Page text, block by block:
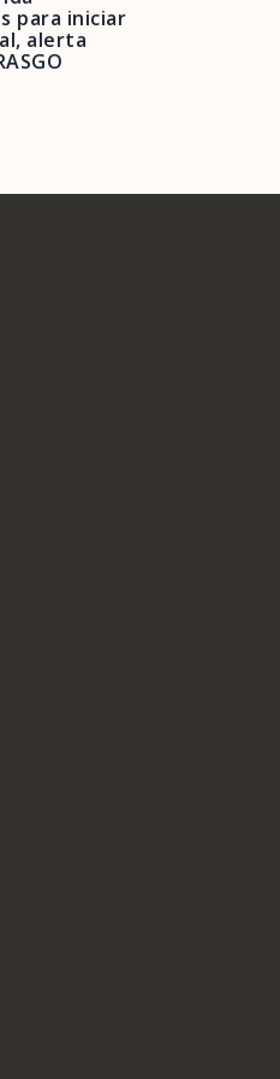
para iniciar
alerta